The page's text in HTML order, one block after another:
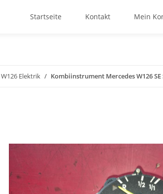
Startseite Kontakt Mein
W126 Elektrik Kombiinstrument Mercedes W126 SE